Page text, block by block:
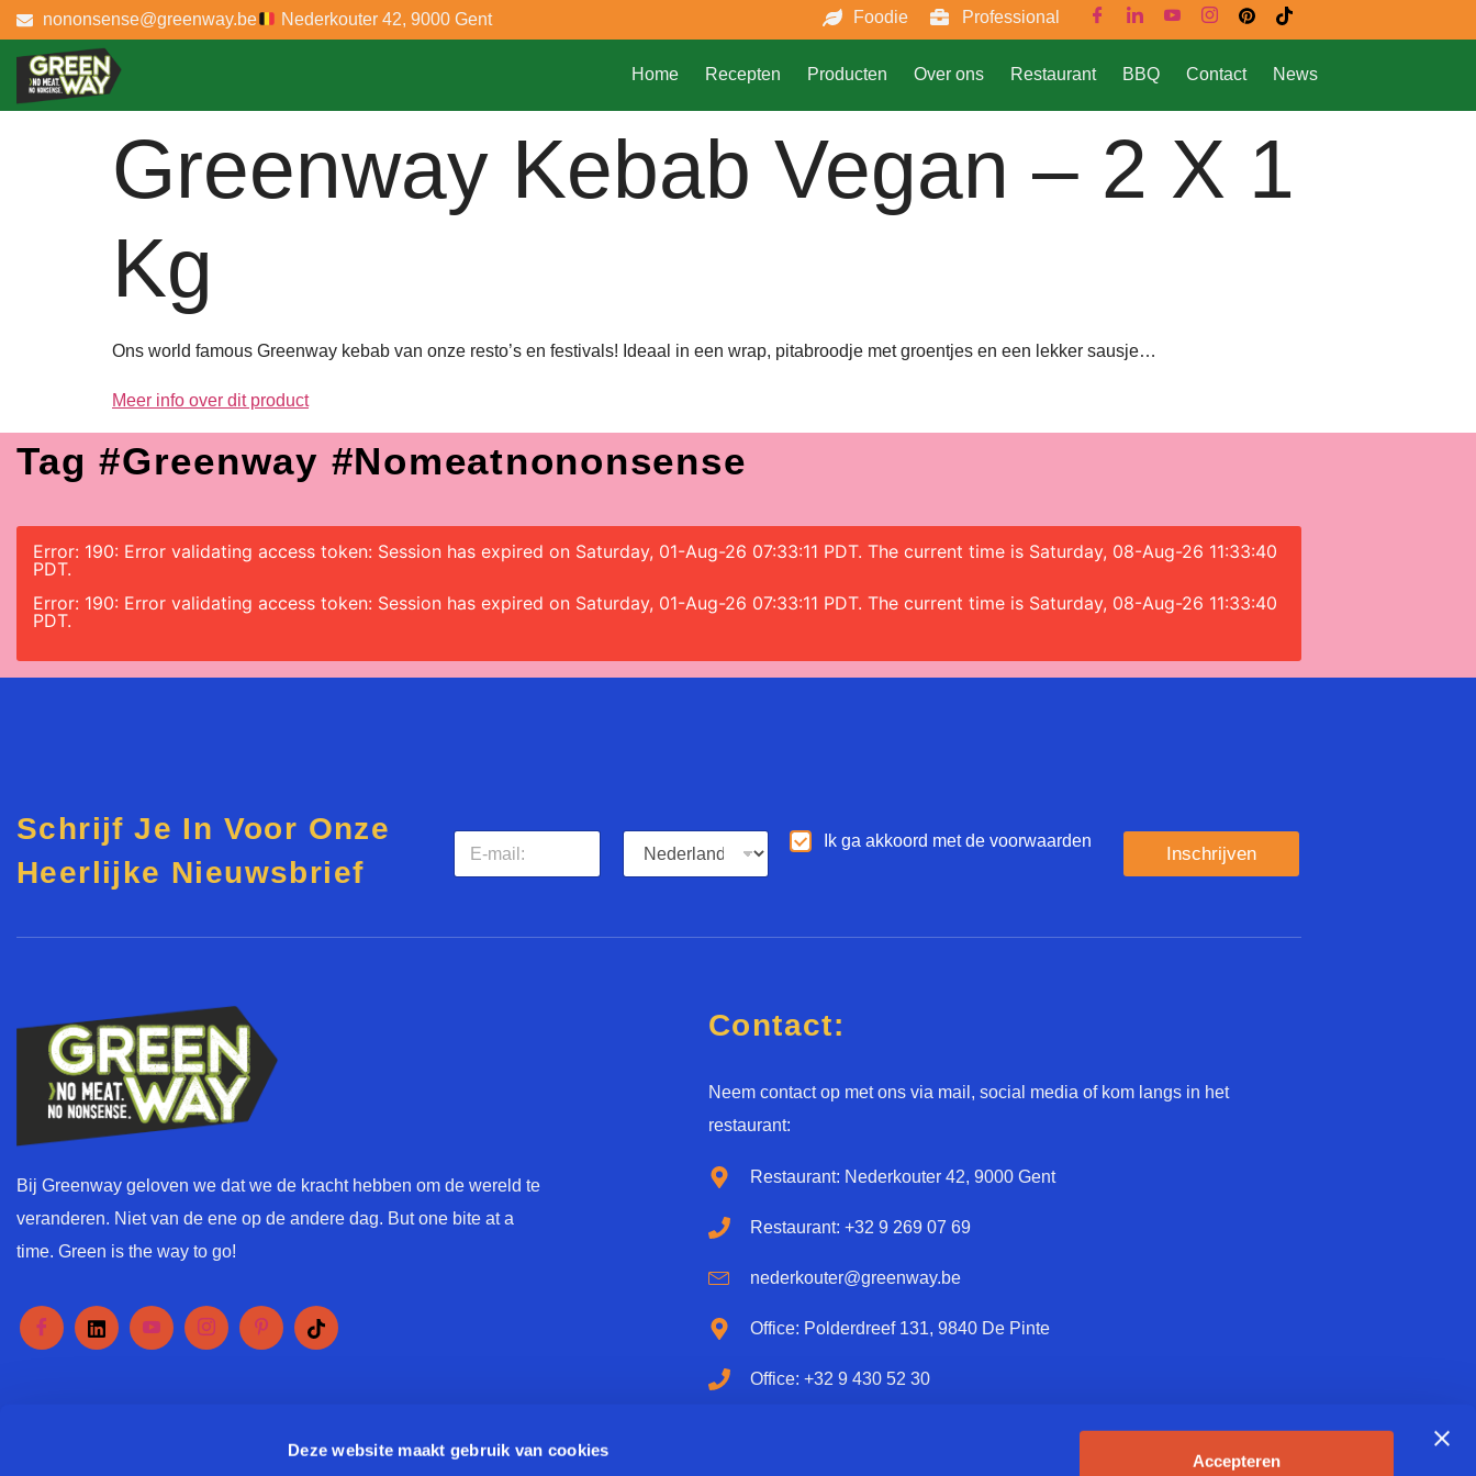
Deze website maakt gebruik van cookies
Accepteren
nononsense@greenway.be Nederkouter 42, 9000 Gent Foodie Professional
Home Recepten Producten Over ons Restaurant BBQ Contact News
Greenway Kebab Vegan – 2 X 1
Kg
Ons world famous Greenway kebab van onze resto’s en festivals! Ideaal in een wrap, pitabroodje met groentjes en een lekker sausje…
Meer info over dit product
Tag #greenway #nomeatnononsense
Error: 190: Error validating access token: Session has expired on Saturday, 01-Aug-26 07:33:11 PDT. The current time is Saturday, 08-Aug-26 11:33:40
PDT.
Error: 190: Error validating access token: Session has expired on Saturday, 01-Aug-26 07:33:11 PDT. The current time is Saturday, 08-Aug-26 11:33:40
PDT.
Schrijf Je In Voor Onze
Heerlijke Nieuwsbrief
E
a
*
L
n
a
A
r
Ik ga akkoord met de voorwaarden
Inschrijven
Bij Greenway geloven we dat we de kracht hebben om de wereld te
veranderen. Niet van de ene op de andere dag. But one bite at a
time. Green is the way to go!
Contact:
Neem contact op met ons via mail, social media of kom langs in het
restaurant:
Restaurant: Nederkouter 42, 9000 Gent
Restaurant: +32 9 269 07 69
nederkouter@greenway.be
Office: Polderdreef 131, 9840 De Pinte
Office: +32 9 430 52 30